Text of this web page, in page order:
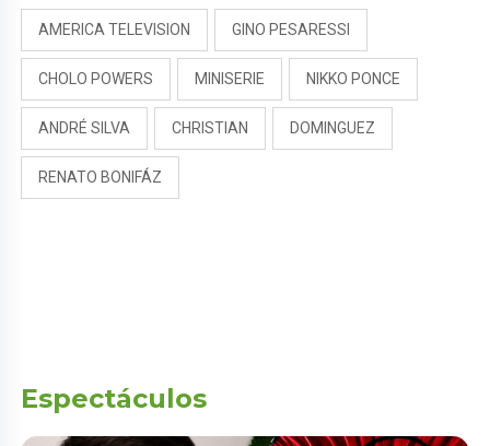
AMERICA TELEVISION GINO PESARESSI
CHOLO POWERS MINISERIE NIKKO PONCE
ANDRÉ SILVA CHRISTIAN DOMINGUEZ
RENATO BONIFÁZ
Espectáculos